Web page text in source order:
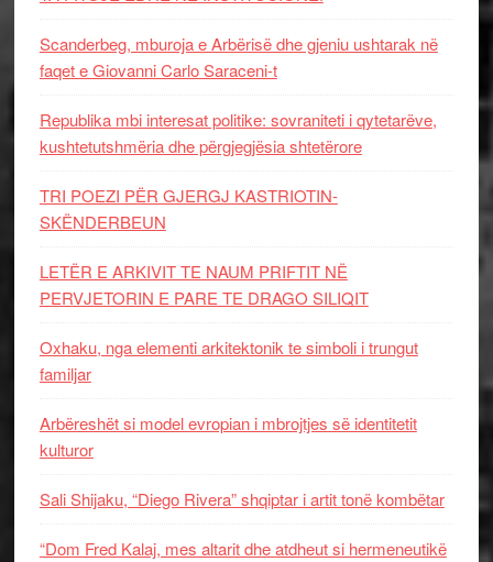
Scanderbeg, mburoja e Arbërisë dhe gjeniu ushtarak në
faqet e Giovanni Carlo Saraceni-t
Republika mbi interesat politike: sovraniteti i qytetarëve,
kushtetutshmëria dhe përgjegjësia shtetërore
TRI POEZI PËR GJERGJ KASTRIOTIN-
SKËNDERBEUN
LETËR E ARKIVIT TE NAUM PRIFTIT NË
PERVJETORIN E PARE TE DRAGO SILIQIT
Oxhaku, nga elementi arkitektonik te simboli i trungut
familjar
Arbëreshët si model evropian i mbrojtjes së identitetit
kulturor
Sali Shijaku, “Diego Rivera” shqiptar i artit tonë kombëtar
“Dom Fred Kalaj, mes altarit dhe atdheut si hermeneutikë